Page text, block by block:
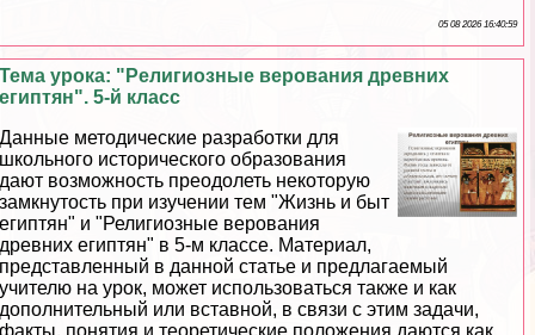
05 08 2026 16:40:59
Тема урока: "Религиозные верования древних
египтян". 5-й класс
Данные методические разработки для
школьного исторического образования
дают возможность преодолеть некоторую
замкнутость при изучении тем "Жизнь и быт
египтян" и "Религиозные верования
древних египтян" в 5-м классе. Материал,
представленный в данной статье и предлагаемый
учителю на урок, может использоваться также и как
дополнительный или вставной, в связи с этим задачи,
факты, понятия и теоретические положения даются как